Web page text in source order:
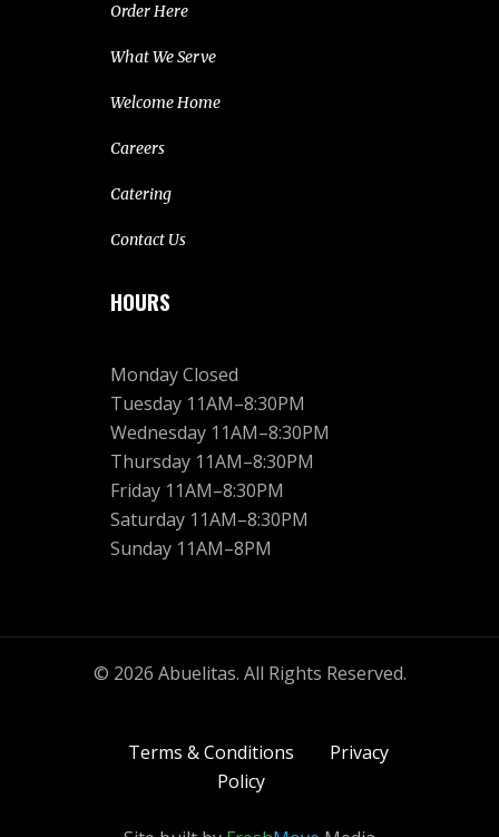
Order Here
What We Serve
Welcome Home
Careers
Catering
Contact Us
HOURS
Monday Closed
Tuesday 11AM–8:30PM
Wednesday 11AM–8:30PM
Thursday 11AM–8:30PM
Friday 11AM–8:30PM
Saturday 11AM–8:30PM
Sunday 11AM–8PM
© 2026 Abuelitas. All Rights Reserved.
Terms & Conditions
Privacy
Policy